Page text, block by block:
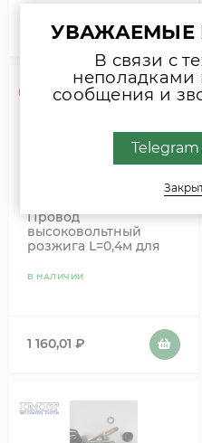
19 801,21 ₽
Провод
высоковольтный
розжига L=0,4м для
Comfort (AC30E -
В НАЛИЧИИ
1 160,01 ₽
УВАЖАЕМЫЕ
В связи с
сообщения и
Telegram